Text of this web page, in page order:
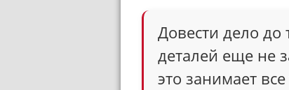
Довести дело до
деталей еще не
это занимает